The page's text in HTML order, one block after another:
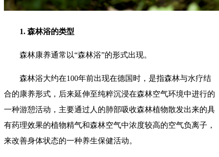
1. 森林浴的类型
森林康养通常以“森林浴”的形式出现。
森林浴大约在100年前出现在德国时，是指森林与水疗结
合的康养形式，后来延伸至纯粹沉浸在森林空气环境中进行的
一种游憩活动，主要通过人的肺部吸收森林植物散发出来的具
有药理效果的植物精气和森林空气中浓度较高的空气负离子，
来改善身体状态的一种养生保健活动。